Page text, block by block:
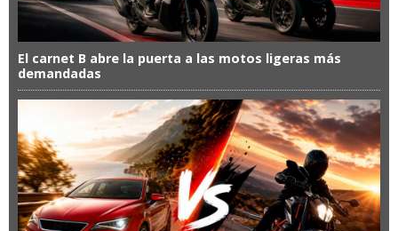
El carnet B abre la puerta a las motos ligeras más
demandadas